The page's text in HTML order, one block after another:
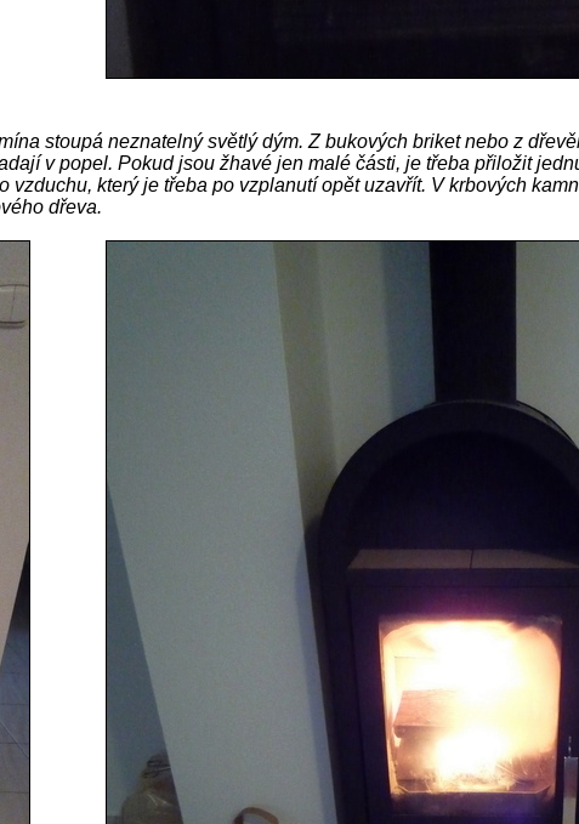
stoupá neznatelný světlý dým. Z bukových briket nebo z
v popel. Pokud jsou žhavé jen malé části, je třeba přiložit
který je třeba po vzplanutí opět uzavřít. V krbových
dřeva.